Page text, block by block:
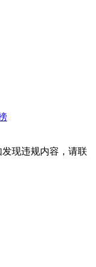
现违规内容，请联